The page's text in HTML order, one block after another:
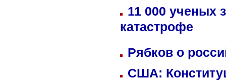
11 000 ученых
катастрофе
Рябков о
США: